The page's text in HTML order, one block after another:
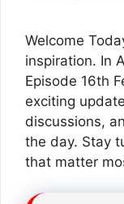
Welcome
inspiration. In
Episode 16th
exciting
discussions,
the day. Stay
that matter